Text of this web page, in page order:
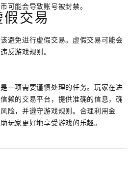
可能会导致账号被封禁。
假交易
避免进行虚假交易。虚假交易可能会
反游戏规则。
一项需要谨慎处理的任务。玩家在进
赖的交易平台，提供准确的信息，确
险，并遵守游戏规则。合理利用金
玩家更好地享受游戏的乐趣。